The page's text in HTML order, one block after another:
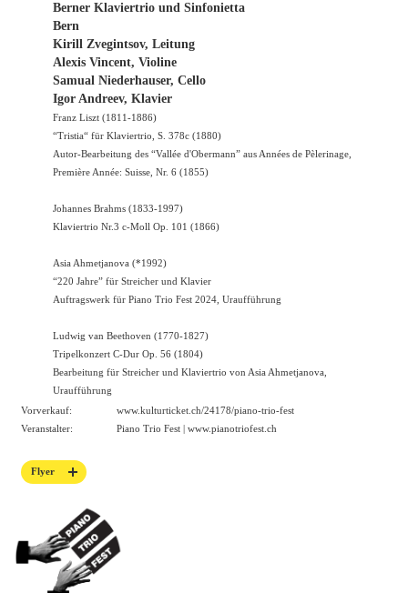
Berner Klaviertrio und Sinfonietta
Bern
Kirill Zvegintsov, Leitung
Alexis Vincent, Violine
Samual Niederhauser, Cello
Igor Andreev, Klavier
Franz Liszt (1811-1886)
“Tristia“ für Klaviertrio, S. 378c (1880)
Autor-Bearbeitung des “Vallée d'Obermann” aus Années de Pèlerinage,
Première Année: Suisse, Nr. 6 (1855)
Johannes Brahms (1833-1997)
Klaviertrio Nr.3 c-Moll Op. 101 (1866)
Asia Ahmetjanova (*1992)
“220 Jahre” für Streicher und Klavier
Auftragswerk für Piano Trio Fest 2024, Uraufführung
Ludwig van Beethoven (1770-1827)
Tripelkonzert C-Dur Op. 56 (1804)
Bearbeitung für Streicher und Klaviertrio von Asia Ahmetjanova,
Uraufführung
Vorverkauf:
www.kulturticket.ch/24178/piano-trio-fest
Veranstalter:
Piano Trio Fest | www.pianotriofest.ch
Flyer